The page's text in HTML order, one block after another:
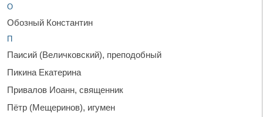
О
Обозный Константин
П
Паисий (Величковский), преподобный
Пикина Екатерина
Привалов Иоанн, священник
Пётр (Мещеринов), игумен